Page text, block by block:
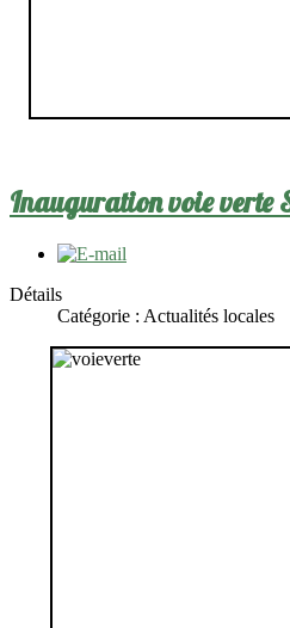
Inauguration voie verte
Détails
Catégorie : Actualités locales